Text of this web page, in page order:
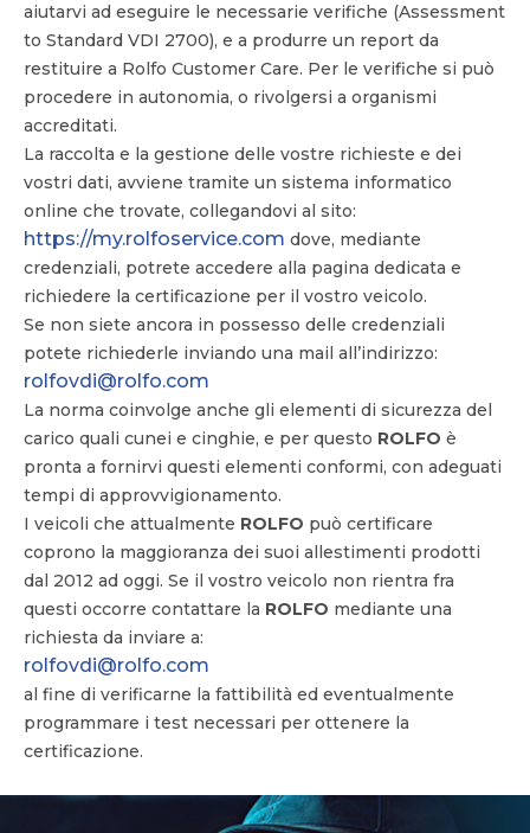
aiutarvi ad eseguire le necessarie verifiche (Assessment
to Standard VDI 2700), e a produrre un report da
restituire a Rolfo Customer Care. Per le verifiche si può
procedere in autonomia, o rivolgersi a organismi
accreditati.
La raccolta e la gestione delle vostre richieste e dei
vostri dati, avviene tramite un sistema informatico
online che trovate, collegandovi al sito:
https://my.rolfoservice.com dove, mediante
credenziali, potrete accedere alla pagina dedicata e
richiedere la certificazione per il vostro veicolo.
Se non siete ancora in possesso delle credenziali
potete richiederle inviando una mail all’indirizzo:
rolfovdi@rolfo.com
La norma coinvolge anche gli elementi di sicurezza del
carico quali cunei e cinghie, e per questo ROLFO è
pronta a fornirvi questi elementi conformi, con adeguati
tempi di approvvigionamento.
I veicoli che attualmente ROLFO può certificare
coprono la maggioranza dei suoi allestimenti prodotti
dal 2012 ad oggi. Se il vostro veicolo non rientra fra
questi occorre contattare la ROLFO mediante una
richiesta da inviare a:
rolfovdi@rolfo.com
al fine di verificarne la fattibilità ed eventualmente
programmare i test necessari per ottenere la
certificazione.